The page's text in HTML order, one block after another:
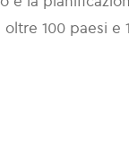
100 paesi